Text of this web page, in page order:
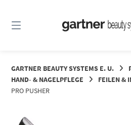
Inhalt
GARTNER BEAUTY SYSTEMS E. U.
HAND- & NAGELPFLEGE
FEILEN &
PRO PUSHER